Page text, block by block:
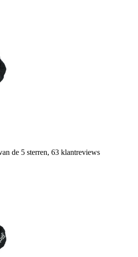
de 5 sterren, 63 klantreviews